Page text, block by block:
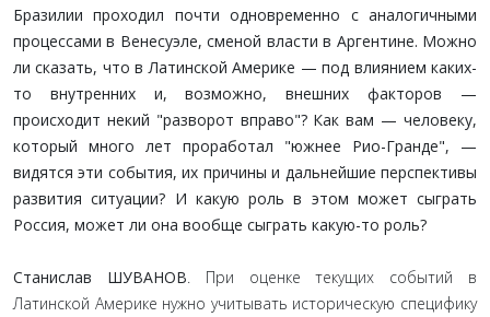
Бразилии проходил почти одновременно с аналогичными
процессами в Венесуэле, сменой власти в Аргентине. Можно
ли сказать, что в Латинской Америке — под влиянием каких-
то внутренних и, возможно, внешних факторов —
происходит некий "разворот вправо"? Как вам — человеку,
который много лет проработал "южнее Рио-Гранде", —
видятся эти события, их причины и дальнейшие перспективы
развития ситуации? И какую роль в этом может сыграть
Россия, может ли она вообще сыграть какую-то роль?
Станислав ШУВАНОВ. При оценке текущих событий в
Латинской Америке нужно учитывать историческую специфику